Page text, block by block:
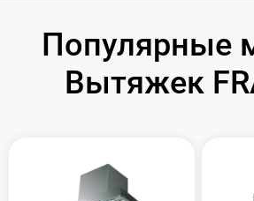
Популярные
Вытяжек